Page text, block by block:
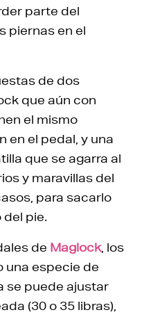
parte del
piernas en el
de dos
que aún con
el mismo
en el pedal, y una
que se agarra al
y maravillas del
para sacarlo
pie.
de Maglock, los
una especie de
se puede ajustar
(30 o 35 libras),